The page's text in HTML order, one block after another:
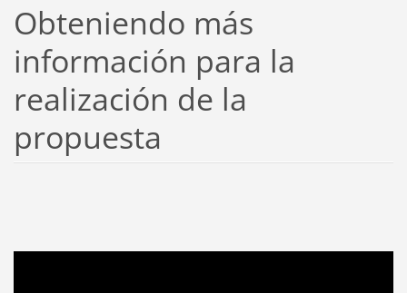
Obteniendo más
información para la
realización de la
propuesta